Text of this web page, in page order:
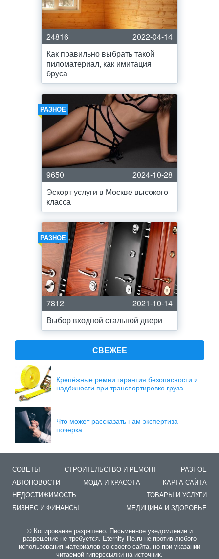
24816
2022-04-14
Как правильно выбрать такой
пиломатериал, как имитация
бруса
РАЗНОЕ
9650
2024-10-28
Эскорт услуги в Москве высокого
класса
РАЗНОЕ
7812
2021-10-14
Выбор входной стальной двери
СВЕЖЕЕ
Крепёжные ремни гарантия безопасности и
надёжности при транспортировке груза
Что может рассказать нам экспертиза
почерка
СОВЕТЫ СТРОИТЕЛЬСТВО И РЕМОНТ
РАЗНОЕ
АВТОНОВОСТИ
МОДА И КРАСОТА
КАРТА САЙТА
НЕДОСТИЖИМОСТЬ
ТОВАРЫ И УСЛУГИ
БИЗНЕС И ФИНАНСЫ
МЕДИЦИНА И ЗДОРОВЬЕ
© Копирование разрешено. Письменное уведомление и
разрешение не требуется. Eternity-life.ru не против любого
использования материалов со своего сайта, но при указании
читаемой гиперссылки на источник.